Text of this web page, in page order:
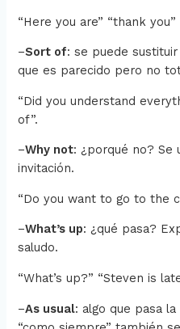
“Here you are” “thank you”
–Sort of: se puede
que es parecido pero no
“Did you understand
of”.
–Why not: ¿porqué no?Se
invitación.
“Do you want to go to the
–What’s up: ¿qué pasa?
saludo.
“What’s up?” “Steven is
–As usual: algo que pasa